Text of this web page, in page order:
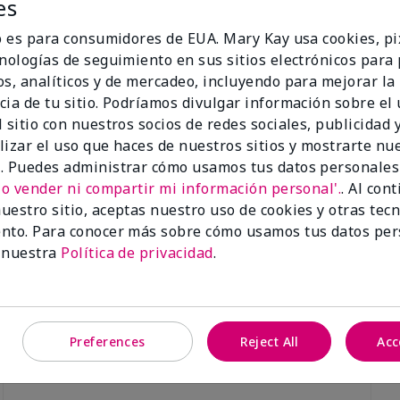
3D Foundation
rosados fríos)
Skinvigorate™ Duo Facial
especial†
es para consumidores de EUA. Mary Kay usa cookies,
de seguimiento en sus sitios electrónicos para
analíticos y de mercadeo, incluyendo para mejorar la
de tu sitio. Podríamos divulgar información sobre el
sitio con nuestros socios de redes sociales, publicidad
el uso que haces de nuestros sitios y mostrarte
Puedes administrar cómo usamos tus datos
vender ni compartir mi información personal'.. Al
sitio, aceptas nuestro uso de cookies y otras
Para conocer más sobre cómo usamos tus datos
Política de privacidad.
Preferences Reject All